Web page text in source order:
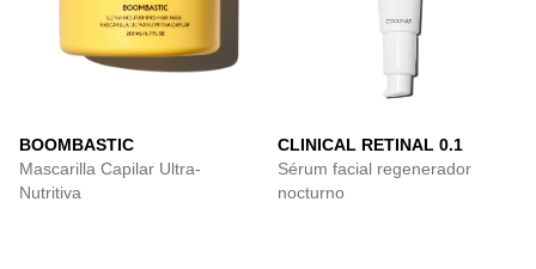
BOOMBASTIC
Mascarilla Capilar Ultra-
Nutritiva
CLINICAL RETINAL 0.1
Sérum facial regenerador
nocturno